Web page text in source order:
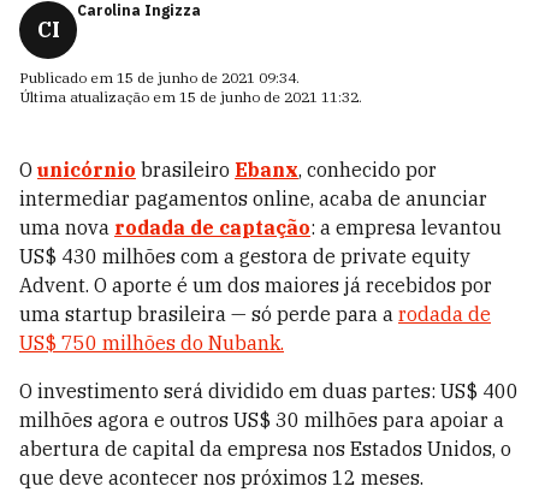
CI
Carolina Ingizza
Publicado em 15 de junho de 2021 09:34.
Última atualização em 15 de junho de 2021 11:32.
O unicórnio brasileiro Ebanx, conhecido por
intermediar pagamentos online, acaba de anunciar
uma nova rodada de captação: a empresa levantou
US$ 430 milhões com a gestora de private equity
Advent. O aporte é um dos maiores já recebidos por
uma startup brasileira — só perde para a rodada de
US$ 750 milhões do Nubank.
O investimento será dividido em duas partes: US$ 400
milhões agora e outros US$ 30 milhões para apoiar a
abertura de capital da empresa nos Estados Unidos, o
que deve acontecer nos próximos 12 meses.